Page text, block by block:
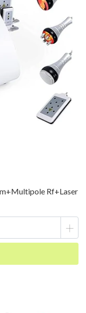
Rf+Laser
+